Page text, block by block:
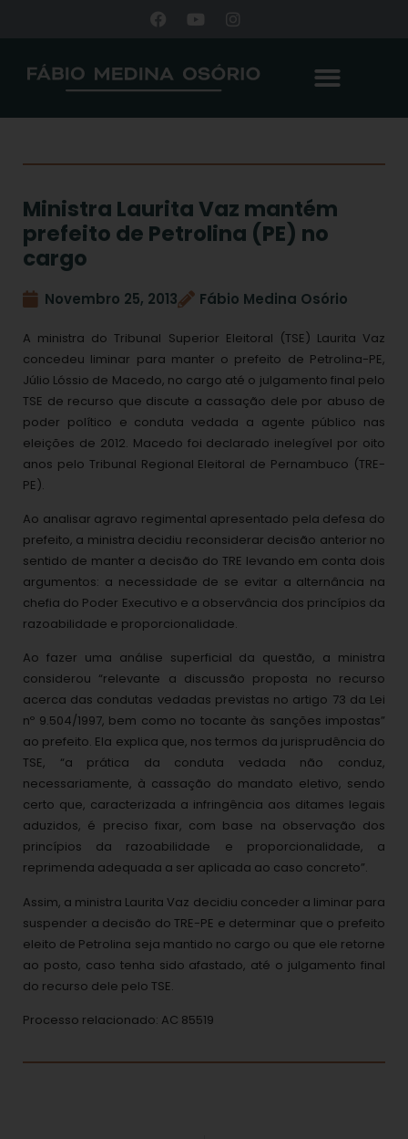
Ministra Laurita Vaz mantém
prefeito de Petrolina (PE) no
cargo
Novembro 25, 2013 Fábio Medina Osório
A ministra do Tribunal Superior Eleitoral (TSE) Laurita Vaz
concedeu liminar para manter o prefeito de Petrolina-PE,
Júlio Lóssio de Macedo, no cargo até o julgamento final pelo
TSE de recurso que discute a cassação dele por abuso de
poder político e conduta vedada a agente público nas
eleições de 2012. Macedo foi declarado inelegível por oito
anos pelo Tribunal Regional Eleitoral de Pernambuco (TRE-
PE).
Ao analisar agravo regimental apresentado pela defesa do
prefeito, a ministra decidiu reconsiderar decisão anterior no
sentido de manter a decisão do TRE levando em conta dois
argumentos: a necessidade de se evitar a alternância na
chefia do Poder Executivo e a observância dos princípios da
razoabilidade e proporcionalidade.
Ao fazer uma análise superficial da questão, a ministra
considerou “relevante a discussão proposta no recurso
acerca das condutas vedadas previstas no artigo 73 da Lei
nº 9.504/1997, bem como no tocante às sanções impostas”
ao prefeito. Ela explica que, nos termos da jurisprudência do
TSE, “a prática da conduta vedada não conduz,
necessariamente, à cassação do mandato eletivo, sendo
certo que, caracterizada a infringência aos ditames legais
aduzidos, é preciso fixar, com base na observação dos
princípios da razoabilidade e proporcionalidade, a
reprimenda adequada a ser aplicada ao caso concreto”.
Assim, a ministra Laurita Vaz decidiu conceder a liminar para
suspender a decisão do TRE-PE e determinar que o prefeito
eleito de Petrolina seja mantido no cargo ou que ele retorne
ao posto, caso tenha sido afastado, até o julgamento final
do recurso dele pelo TSE.
Processo relacionado: AC 85519